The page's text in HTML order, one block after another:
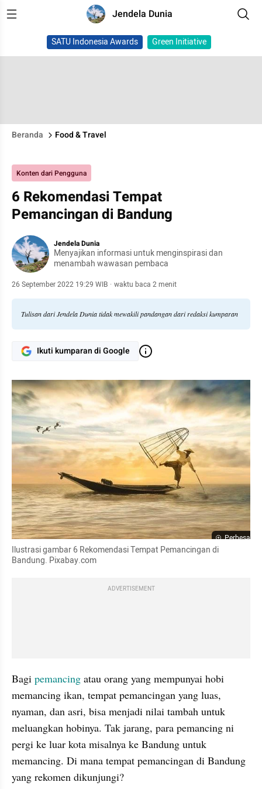
Jendela Dunia
SATU Indonesia Awards Green Initiative
Beranda Food & Travel
Konten dari Pengguna
6 Rekomendasi Tempat
Pemancingan di Bandung
Jendela Dunia
Menyajikan informasi untuk menginspirasi dan
menambah wawasan pembaca
26 September 2022 19:29 WIB · waktu baca 2 menit
Tulisan dari Jendela Dunia tidak mewakili pandangan dari redaksi kumparan
Ikuti kumparan di Google
Perbesar
Ilustrasi gambar 6 Rekomendasi Tempat Pemancingan di
Bandung. Pixabay.com
ADVERTISEMENT
Bagi pemancing atau orang yang mempunyai hobi
memancing ikan, tempat pemancingan yang luas,
nyaman, dan asri, bisa menjadi nilai tambah untuk
meluangkan hobinya. Tak jarang, para pemancing ni
pergi ke luar kota misalnya ke Bandung untuk
memancing. Di mana tempat pemancingan di Bandung
yang rekomen dikunjungi?